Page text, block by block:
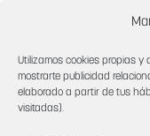
Utilizamos cookies propias y
mostrarte publicidad
elaborado a partir de tus
visitadas).